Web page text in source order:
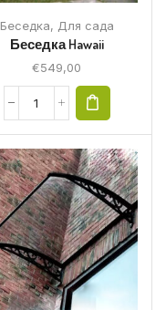
Беседка, Для сада
Беседка Hawaii
€549,00